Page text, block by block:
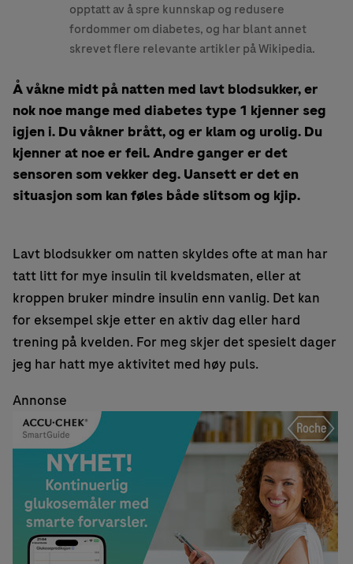
opptatt av å spre kunnskap og redusere
fordommer om diabetes, og har blant annet
skrevet flere relevante artikler på Wikipedia.
Å våkne midt på natten med lavt blodsukker, er
nok noe mange med diabetes type 1 kjenner seg
igjen i. Du våkner brått, og er klam og urolig. Du
kjenner at noe er feil. Andre ganger er det
sensoren som vekker deg. Uansett er det en
situasjon som kan føles både slitsom og kjip.
Lavt blodsukker om natten skyldes ofte at man har
tatt litt for mye insulin til kveldsmaten, eller at
kroppen bruker mindre insulin enn vanlig. Det kan
for eksempel skje etter en aktiv dag eller hard
trening på kvelden. For meg skjer det spesielt dager
jeg har hatt mye aktivitet med høy puls.
Annonse